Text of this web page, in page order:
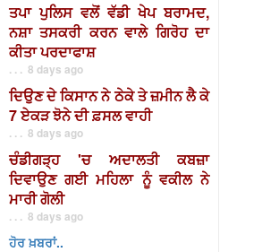
ਤਪਾ ਪੁਲਿਸ ਵਲੋਂ ਵੱਡੀ ਖੇਪ ਬਰਾਮਦ,
ਨਸ਼ਾ ਤਸਕਰੀ ਕਰਨ ਵਾਲੇ ਗਿਰੋਹ ਦਾ
ਕੀਤਾ ਪਰਦਾਫਾਸ਼
. . . 8 days ago
ਦਿਉਣ ਦੇ ਕਿਸਾਨ ਨੇ ਠੇਕੇ ਤੇ ਜ਼ਮੀਨ ਲੈ ਕੇ
7 ਏਕੜ ਝੋਨੇ ਦੀ ਫ਼ਸਲ ਵਾਹੀ
. . . 8 days ago
ਚੰਡੀਗੜ੍ਹ 'ਚ ਅਦਾਲਤੀ ਕਬਜ਼ਾ
ਦਿਵਾਉਣ ਗਈ ਮਹਿਲਾ ਨੂੰ ਵਕੀਲ ਨੇ
ਮਾਰੀ ਗੋਲੀ
. . . 8 days ago
ਹੋਰ ਖ਼ਬਰਾਂ..